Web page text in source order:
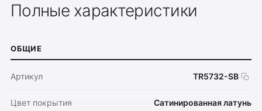
Полные характеристики
ОБЩИЕ
Артикул TR5732-SB
Цвет покрытия Сатинированная латунь